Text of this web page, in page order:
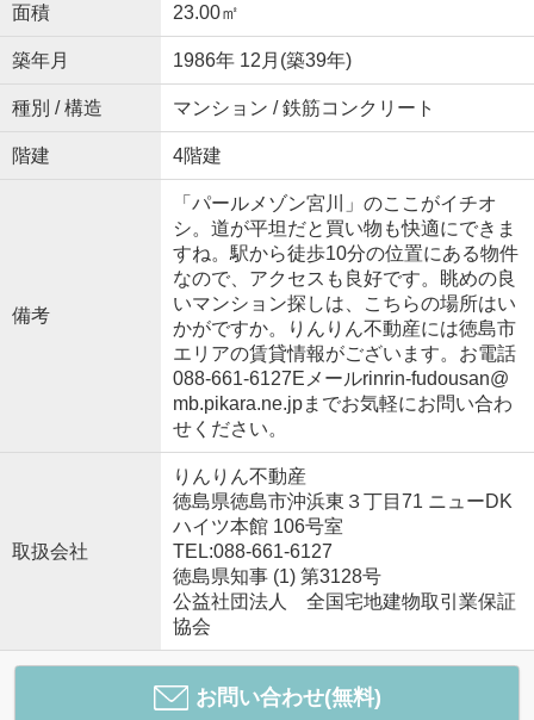
面積 23.00㎡
築年月 1986年 12月(築39年)
種別 / 構造 マンション / 鉄筋コンクリート
階建 4階建
備考
「パールメゾン宮川」のここがイチオ
シ。道が平坦だと買い物も快適にできま
すね。駅から徒歩10分の位置にある物件
なので、アクセスも良好です。眺めの良
いマンション探しは、こちらの場所はい
かがですか。りんりん不動産には徳島市
エリアの賃貸情報がございます。お電話
088-661-6127Eメールrinrin-fudousan@
mb.pikara.ne.jpまでお気軽にお問い合わ
せください。
取扱会社
りんりん不動産
徳島県徳島市沖浜東３丁目71 ニューDK
ハイツ本館 106号室
TEL:088-661-6127
徳島県知事 (1) 第3128号
公益社団法人 全国宅地建物取引業保証
協会
お問い合わせ(無料)